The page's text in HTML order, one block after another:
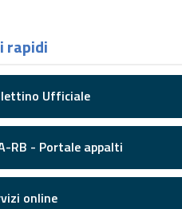
rapidi
Ufficiale
RB - Portale appalti
online